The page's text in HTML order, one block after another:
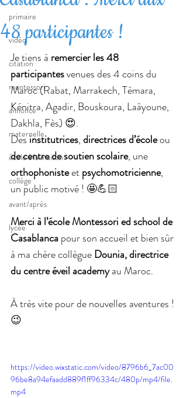
primaire
vidéo
citation
montessori
annonce
maternelle
école à la maison
collège
avant/après
lycée
48 participantes !
Je tiens à remercier les 48
participantes venues des 4 coins du
Maroc (Rabat, Marrakech, Témara,
Kénitra, Agadir, Bouskoura, Laâyoune,
Dakhla, Fès) 😍.
Des institutrices, directrices d’école ou
de centre de soutien scolaire, une
orthophoniste et psychomotricienne,
un public motivé ! 🤩💪🏻
Merci à l’école Montessori ed school de
Casablanca pour son accueil et bien sûr
à ma chère collègue Dounia, directrice
du centre éveil academy au Maroc.
À très vite pour de nouvelles aventures !
😉
https://video.wixstatic.com/video/8796b6_7ac00
96be8a94efaadd889f1ff96334c/480p/mp4/file.
mp4